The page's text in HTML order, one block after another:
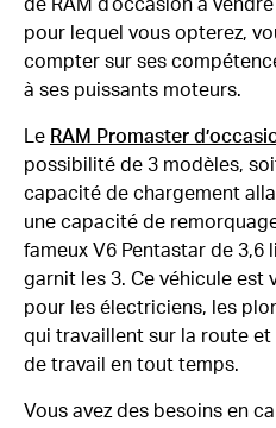
de RAM d’occasion à
pour lequel vous opterez,
compter sur ses
à ses puissants moteurs.
Le RAM Promaster
possibilité de 3 modèles,
capacité de chargement
une capacité de
fameux V6 Pentastar de 3,6
garnit les 3. Ce véhicule est
pour les électriciens, les
qui travaillent sur la route
de travail en tout temps.
Vous avez des besoins en